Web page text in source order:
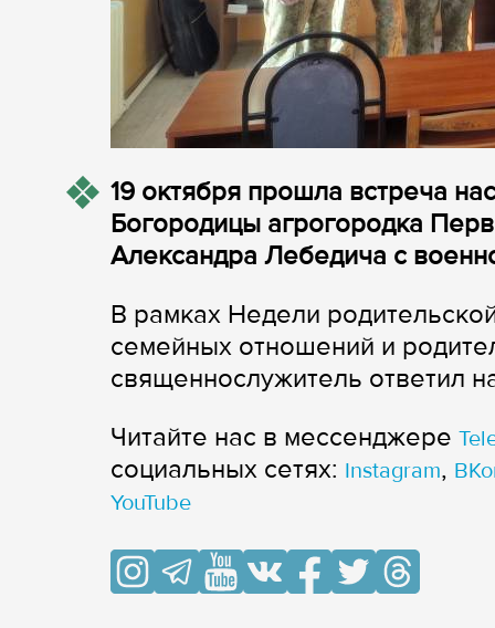
19 октября прошла встреча
Богородицы агрогородка
Александра Лебедича с
В рамках Недели
семейных отношений и
священнослужитель ответил
Читайте нас в мессенджере
cоциальных сетях: Instagram,
YouTube